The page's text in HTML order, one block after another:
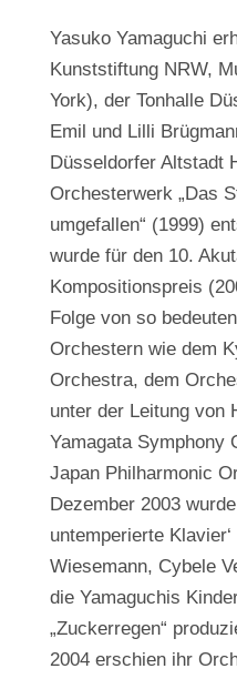
Yasuko Yamaguchi
Kunststiftung NRW,
York), der Tonhalle
Emil und Lilli
Düsseldorfer Altstadt
Orchesterwerk „Das
umgefallen“ (1999)
wurde für den 10.
Kompositionspreis
Folge von so
Orchestern wie dem
Orchestra, dem
unter der Leitung von
Yamagata Symphony
Japan Philharmonic
Dezember 2003
untemperierte
Wiesemann, Cybele
die Yamaguchis
„Zuckerregen“
2004 erschien ihr